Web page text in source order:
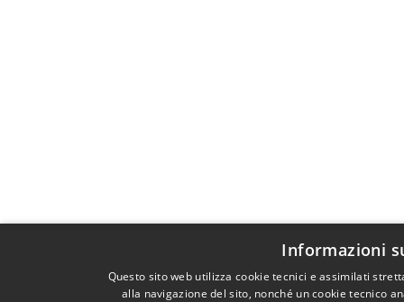
Informazioni
Questo sito web utilizza cookie tecnici e assimilati
alla navigazione del sito, nonché un cookie tecnico